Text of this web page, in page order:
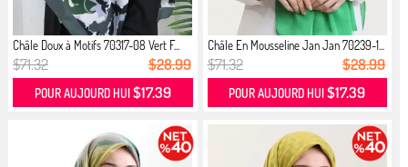
Châle Doux à Motifs 70317-08 Vert F...
$71.32 $28.99
POUR AUJOURD HUI $17.39
Châle En Mousseline Jan Jan 70239-1...
$71.32 $28.99
POUR AUJOURD HUI$17.39